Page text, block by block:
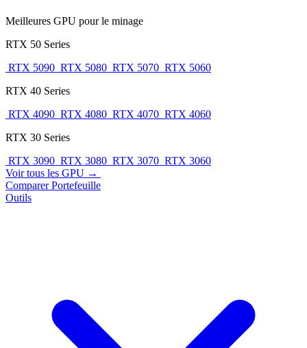
Meilleures GPU pour le minage
RTX 50 Series
RTX 5090 RTX 5080 RTX 5070 RTX 5060
RTX 40 Series
RTX 4090 RTX 4080 RTX 4070 RTX 4060
RTX 30 Series
RTX 3090 RTX 3080 RTX 3070 RTX 3060
Voir tous les GPU →
ComparerPortefeuille
Outils